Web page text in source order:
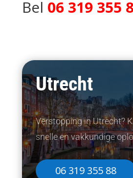
Bel 06 319 355
Utrecht
Verstopping in Utrecht?
snelle en vakkundige
06 319 355 88